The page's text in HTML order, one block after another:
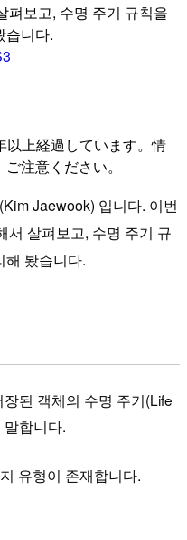
펴보고, 수명 주기 규칙을
습니다.
以上経過しています。情
注意ください。
Jaewook) 입니다. 이번
서 살펴보고, 수명 주기 규
해 봤습니다.
된 객체의 수명 주기(Life
합니다.
유형이 존재합니다.